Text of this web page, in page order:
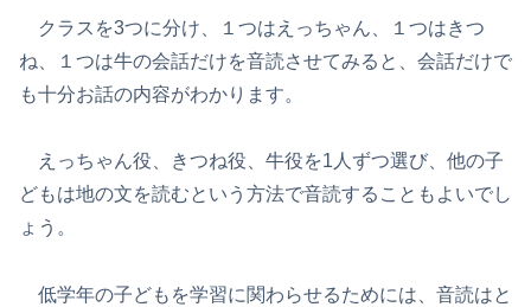
クラスを3つに分け、１つはえっちゃん、１つはきつ
ね、１つは牛の会話だけを音読させてみると、会話だけで
も十分お話の内容がわかります。
えっちゃん役、きつね役、牛役を1人ずつ選び、他の子
どもは地の文を読むという方法で音読することもよいでし
ょう。
低学年の子どもを学習に関わらせるためには、音読はと